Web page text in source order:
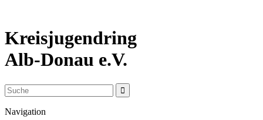
Kreisjugendring
Alb-Donau e.V.
Navigation